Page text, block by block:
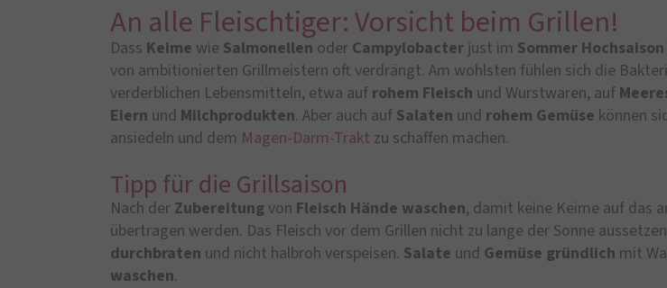
An alle Fleischtiger: Vorsicht beim Grillen!
Dass Keime wie Salmonellen oder Campylobacter just im Sommer Hochsaison
von ambitionierten Grillmeistern oft verdrängt. Am wohlsten fühlen sich die
verderblichen Lebensmitteln, etwa auf rohem Fleisch und Wurstwaren, auf
Eiern und Milchprodukten. Aber auch auf Salaten und rohem Gemüse können
ansiedeln und dem Magen-Darm-Trakt zu schaffen machen.
Tipp für die Grillsaison
Nach der Zubereitung von Fleisch Hände waschen, damit keine Keime auf das
übertragen werden. Das Fleisch vor dem Grillen nicht zu lange der Sonne
durchbraten und nicht halbroh verspeisen. Salate und Gemüse gründlich mit
waschen.